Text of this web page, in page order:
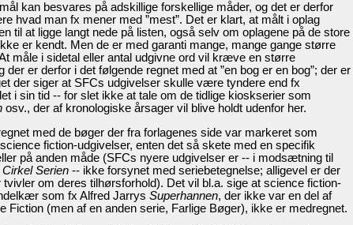
kan besvares på adskillige forskellige måder, og det er derfor
hvad man fx mener med ”mest”. Det er klart, at målt i oplag
til at ligge langt nede på listen, også selv om oplagene på de store
er kendt. Men de er med garanti mange, mange gange større
måle i sidetal eller antal udgivne ord vil kræve en større
der er derfor i det følgende regnet med at ”en bog er en bog”; der er
der siger at SFCs udgivelser skulle være tyndere end fx
i sin tid -- for slet ikke at tale om de tidlige kioskserier som
osv., der af kronologiske årsager vil blive holdt udenfor her.
med de bøger der fra forlagenes side var markeret som
fiction-udgivelser, enten det så skete med en specifik
på anden måde (SFCs nyere udgivelser er -- i modsætning til
Cirkel Serien -- ikke forsynet med seriebetegnelse; alligevel er der
om deres tilhørsforhold). Det vil bl.a. sige at science fiction-
som fx Alfred Jarrys Superhannen, der ikke var en del af
Fiction (men af en anden serie, Farlige Bøger), ikke er medregnet.